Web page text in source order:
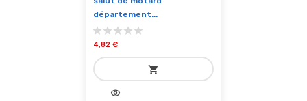
département...
4,82 €
shopping_cart
add_shopping_cartvisibility